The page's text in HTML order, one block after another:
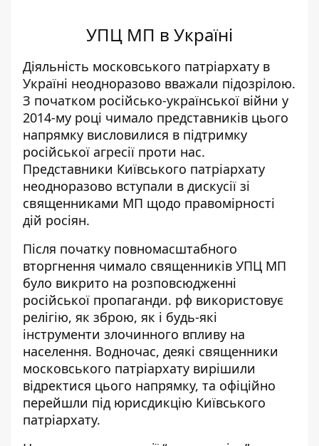
УПЦ МП в Україні
Діяльність московського патріархату в
Україні неодноразово вважали підозрілою.
З початком російсько-української війни у
2014-му році чимало представників цього
напрямку висловилися в підтримку
російської агресії проти нас.
Представники Київського патріархату
неодноразово вступали в дискусії зі
священниками МП щодо правомірності
дій росіян.
Після початку повномасштабного
вторгнення чимало священників УПЦ МП
було викрито на розповсюдженні
російської пропаганди. рф використовує
релігію, як зброю, як і будь-які
інструменти злочинного впливу на
населення. Водночас, деякі священники
московського патріархату вирішили
відректися цього напрямку, та офіційно
перейшли під юрисдикцію Київського
патріархату.